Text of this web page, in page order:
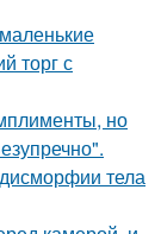
торг с
но
тела